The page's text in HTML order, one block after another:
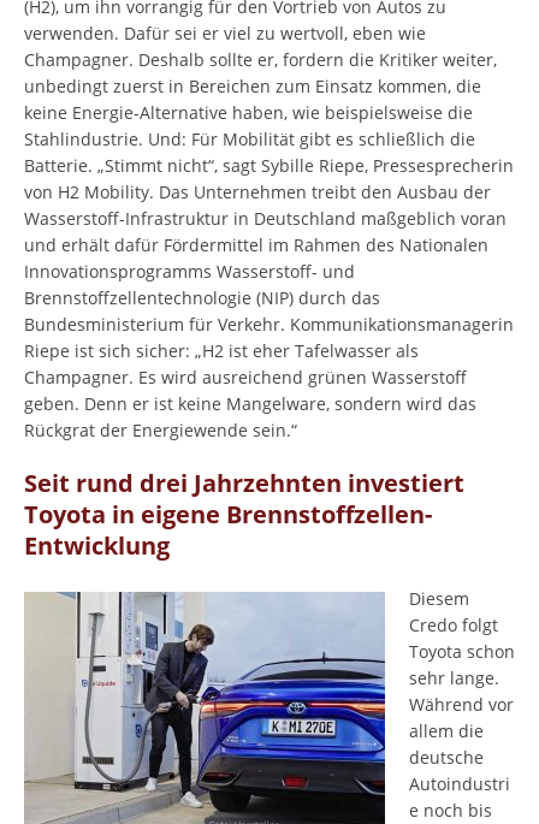
(H2), um ihn vorrangig für den Vortrieb von Autos zu
verwenden. Dafür sei er viel zu wertvoll, eben wie
Champagner. Deshalb sollte er, fordern die Kritiker weiter,
unbedingt zuerst in Bereichen zum Einsatz kommen, die
keine Energie-Alternative haben, wie beispielsweise die
Stahlindustrie. Und: Für Mobilität gibt es schließlich die
Batterie. „Stimmt nicht“, sagt Sybille Riepe, Pressesprecherin
von H2 Mobility. Das Unternehmen treibt den Ausbau der
Wasserstoff-Infrastruktur in Deutschland maßgeblich voran
und erhält dafür Fördermittel im Rahmen des Nationalen
Innovationsprogramms Wasserstoff- und
Brennstoffzellentechnologie (NIP) durch das
Bundesministerium für Verkehr. Kommunikationsmanagerin
Riepe ist sich sicher: „H2 ist eher Tafelwasser als
Champagner. Es wird ausreichend grünen Wasserstoff
geben. Denn er ist keine Mangelware, sondern wird das
Rückgrat der Energiewende sein.“
Seit rund drei Jahrzehnten investiert
Toyota in eigene Brennstoffzellen-
Entwicklung
Diesem
Credo folgt
Toyota schon
sehr lange.
Während vor
allem die
deutsche
Autoindustri
e noch bis